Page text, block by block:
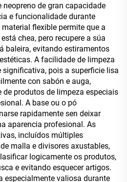
de gran capacidade
e funcionalidade durante
flexible permite que a
chea, pero recupere a súa
baleira, evitando estiramentos
A facilidade de limpeza
significativa, pois a superficie lisa
con sabón e auga,
produtos de limpeza especiais
A base ou o pó
rapidamente sen deixar
aparencia profesional. As
incluídos múltiples
malla e divisores axustables,
logicamente os produtos,
e evitando esquecer artigos.
especialmente valiosa durante